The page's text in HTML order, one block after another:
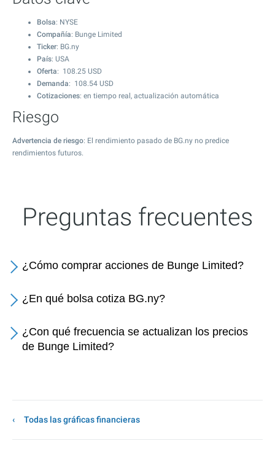
Bolsa: NYSE
Compañía: Bunge Limited
Ticker: BG.ny
País: USA
Oferta: 108.25 USD
Demanda: 108.54 USD
Cotizaciones: en tiempo real, actualización automática
Riesgo
Advertencia de riesgo: El rendimiento pasado de BG.ny no predice
rendimientos futuros.
Preguntas frecuentes
¿Cómo comprar acciones de Bunge Limited?
¿En qué bolsa cotiza BG.ny?
¿Con qué frecuencia se actualizan los precios
de Bunge Limited?
Todas las gráficas financieras